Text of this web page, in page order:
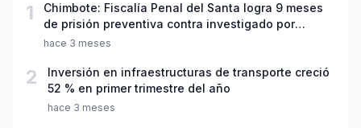
1
Chimbote: Fiscalía Penal del Santa logra 9 meses
de prisión preventiva contra investigado por
violación sexual y tentativa de feminicidio
hace 3 meses
2
Inversión en infraestructuras de transporte creció
52 % en primer trimestre del año
hace 3 meses